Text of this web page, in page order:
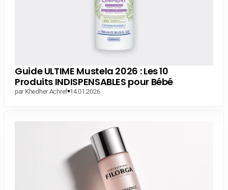
Guide ULTIME Mustela 2026 : Les 10
Produits INDISPENSABLES pour Bébé
par Khedher Achref 14.01.2026